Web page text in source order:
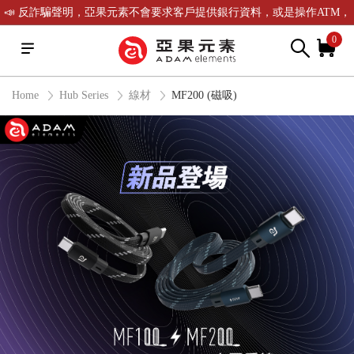
📣 反詐騙聲明，亞果元素不會要求客戶提供銀行資料，或是操作ATM，
可致電(02)-2738-9900聯繫我們或是165反詐騙電話查證！ 0
Home Hub Series 線材 MF200 (磁吸)